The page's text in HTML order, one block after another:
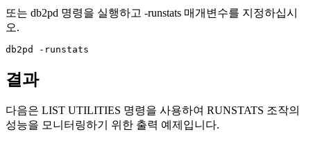
또는 db2pd 명령을 실행하고 -runstats 매개변수를 지정하십시
오.
db2pd -runstats
결과
다음은 LIST UTILITIES 명령을 사용하여 RUNSTATS 조작의
성능을 모니터링하기 위한 출력 예제입니다.